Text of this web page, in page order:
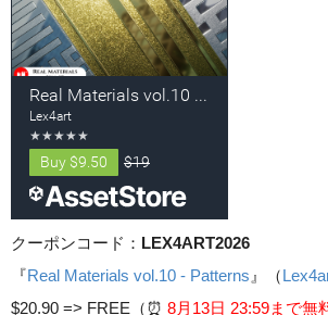
クーポンコード： LEX4ART2026
『Real Materials vol.10 - Patterns 』（
$20.90 => FREE（⏰️ 8月13日 23:59まで無